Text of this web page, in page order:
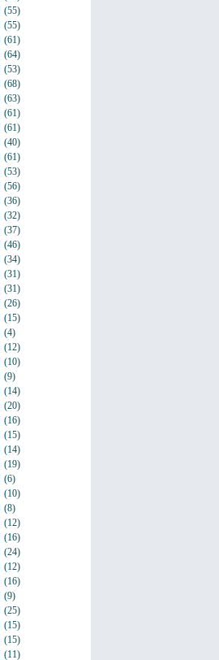
(55)
(55)
(61)
(64)
(53)
(68)
(63)
(61)
(61)
(40)
(61)
(53)
(56)
(36)
(32)
(37)
(46)
(34)
(31)
(31)
(26)
(15)
(4)
(12)
(10)
(9)
(14)
(20)
(16)
(15)
(14)
(19)
(6)
(10)
(8)
(12)
(16)
(24)
(12)
(16)
(9)
(25)
(15)
(15)
(11)